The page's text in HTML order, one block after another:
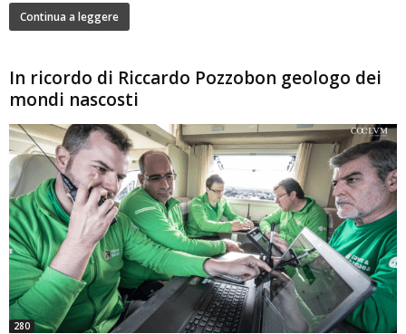
Continua a leggere
In ricordo di Riccardo Pozzobon geologo dei
mondi nascosti
280